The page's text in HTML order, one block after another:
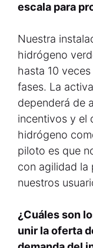
escala para
Nuestra
hidrógeno
hasta 10
fases. La
dependerá de
incentivos y el
hidrógeno
piloto es que
con agilidad la
nuestros
¿Cuáles son
unir la oferta